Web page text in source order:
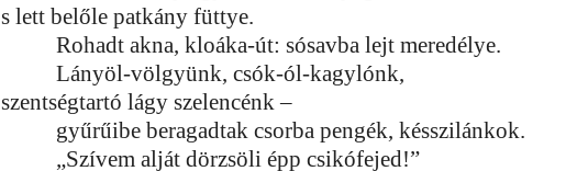
s lett belőle patkány füttye.
Rohadt akna, kloáka-út: sósavba lejt meredélye.
Lányöl-völgyünk, csók-ól-kagylónk,
szentségtartó lágy szelencénk –
gyűrűibe beragadtak csorba pengék, késszilánkok.
„Szívem alját dörzsöli épp csikófejed!”